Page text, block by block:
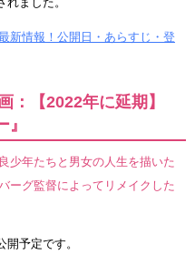
新情報！公開日・あらすじ・登
：【2022年に延期】
少年たちと男女の人生を描いた
ーグ監督によってリメイクした
予定です。